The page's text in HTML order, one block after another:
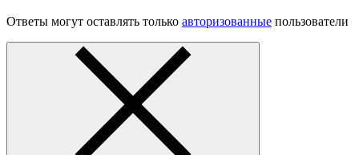
Ответы могут оставлять только авторизованные пользователи